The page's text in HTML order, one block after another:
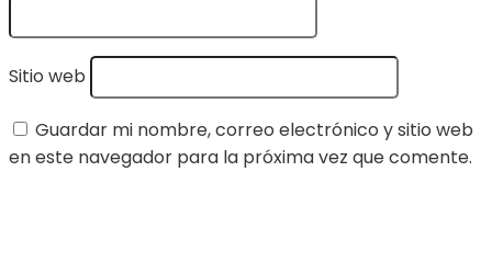
Sitio web
Guardar mi nombre, correo electrónico y sitio web
en este navegador para la próxima vez que comente.